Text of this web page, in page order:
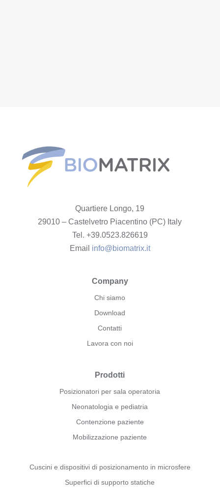
Quartiere Longo, 19
29010 – Castelvetro Piacentino (PC) Italy
Tel. +39.0523.826619
Email info@biomatrix.it
Company
Chi siamo
Download
Contatti
Lavora con noi
Prodotti
Posizionatori per sala operatoria
Neonatologia e pediatria
Contenzione paziente
Mobilizzazione paziente
Cuscini e dispositivi di posizionamento in microsfere
Superfici di supporto statiche